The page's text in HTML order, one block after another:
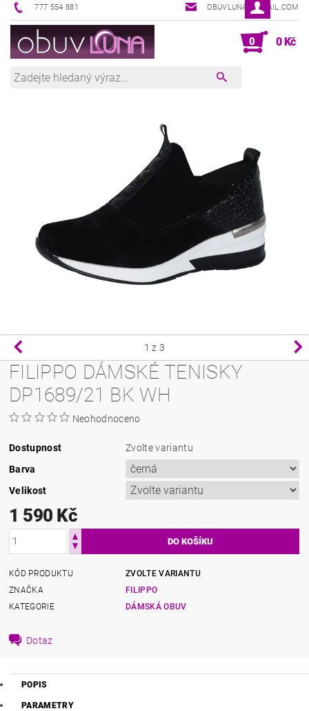
777 554 881 OBUVLUNA@GMAIL.COM
0 0 Kč
1 z 3
FILIPPO DÁMSKÉ TENISKY
DP1689/21 BK WH
Neohodnoceno
Dostupnost
Zvolte variantu
Barva
Velikost
1 590 Kč
KÓD PRODUKTU
ZVOLTE VARIANTU
ZNAČKA
FILIPPO
KATEGORIE
DÁMSKÁ OBUV
Dotaz
POPIS
PARAMETRY